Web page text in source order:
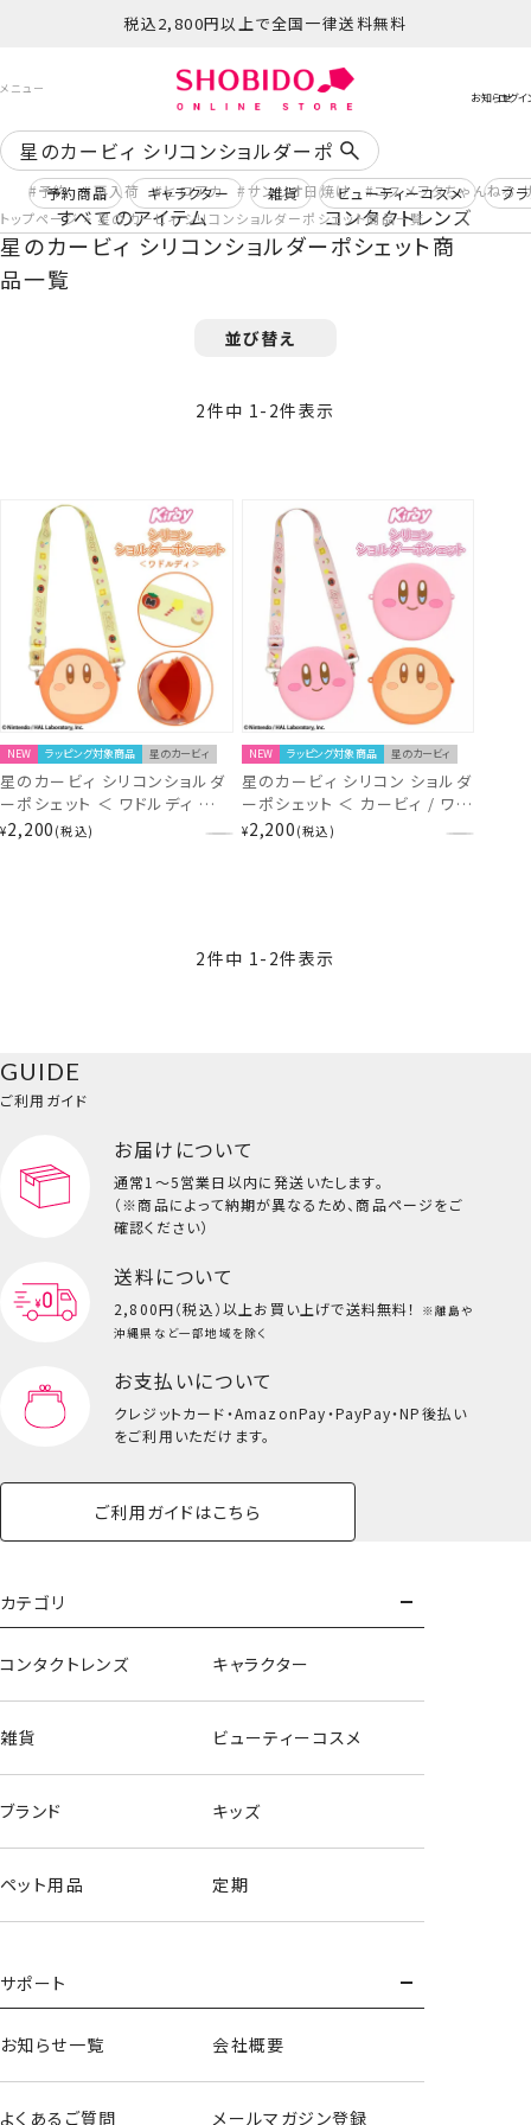
税込2,800円以上で全国一律送料無料
予約 再入荷 ヒロアカ サンリオ日焼け コスメヲタちゃんねる
すべてのアイテム コンタクトレンズ
予約商品 キャラクター 雑貨 ビューティーコスメ ブ
トップページ 星のカービィ シリコンショルダーポシェット商品一覧
星のカービィ シリコンショルダーポシェット商
品一覧
並び替え
2件中 1- 2件表示
NEW ラッピング対象商品 星のカービィ
星のカービィ シリコンショルダ
ーポシェット ＜ ワドルディ ＞
KI30437
¥2,200 税込
NEW ラッピング対象商品 星のカービィ
星のカービィ シリコン ショルダ
ーポシェット ＜ カービィ / ワド
ルディ ＞ 任天堂 Nintendo 粧
¥2,200 税込
2件中 1 - 2件表示
GUIDE
ご利用ガイド
お届けについて
通常1～5営業日以内に発送いたします。
（※商品によって納期が異なるため、商品ページをご
確認ください）
送料について
2,800円（税込）以上お買い上げで送料無料！
※離島や
沖縄県など一部地域を除く
お支払いについて
クレジットカード・AmazonPay・PayPay・NP後払い
をご利用いただけます。
ご利用ガイドはこちら
カテゴリ
コンタクトレンズ キャラクター
雑貨 ビューティーコスメ
ブランド キッズ
ペット用品 定期
サポート
お知らせ一覧 会社概要
よくあるご質問 メールマガジン登録